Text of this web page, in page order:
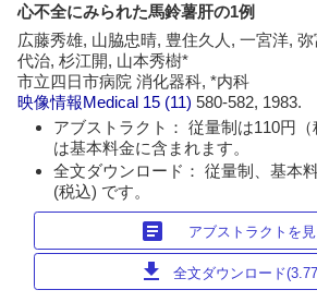
心不全にみられた馬鈴薯肝の1例
広藤秀雄, 山脇忠晴, 豊住久人, 一宮洋,
代治, 杉江開, 山本秀樹*
市立四日市病院 消化器科, *内科
映像情報Medical 15 (11)580-582, 1983.
アブストラクト： 従量制は110円（
は基本料金に含まれます。
全文ダウンロード： 従量制、基本
(税込) です。
article アブストラクトを
download 全文ダウンロード